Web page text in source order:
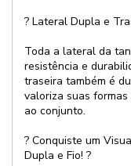
? Lateral Dupla e
Toda a lateral da
resistência e
traseira também é
valoriza suas
ao conjunto.
? Conquiste um
Dupla e Fio! ?